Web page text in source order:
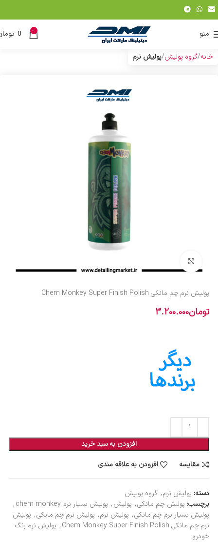
منو 0
0
خانه گروه پولیش پولیش نرم
پولیش نرم چم مانکی Chem Monkey Super Finish Polish
تومان3.200.000
افزودن به سبد خرید
مقایسه
افزودن به علاقه مندی
دسته: پولیش نرم, گروه پولیش
برچسب: پولبش چم مانکی, پولیش, پولیش بسیار نرم chem monkey
,
پولیش بسیار نرم چم مانکی, پولیش نرم, پولیش نرم چم مانکی, پولیش
نرم چم مانکی Chem Monkey Super Finish Polish
, پولیش نرم رنگ
خودرو